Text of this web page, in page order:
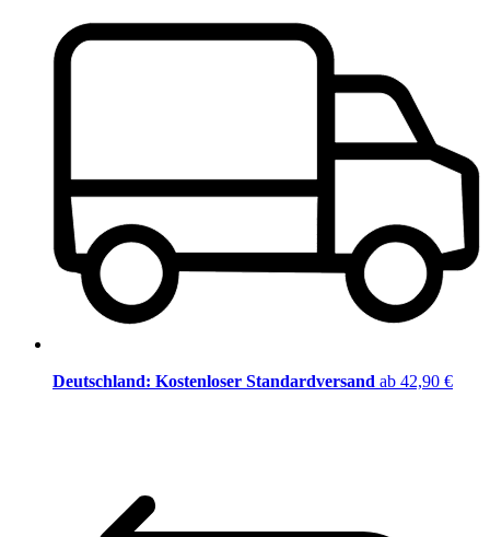
Deutschland: Kostenloser Standardversand ab 42,90 €